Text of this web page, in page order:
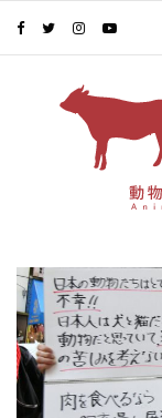
PIN IT